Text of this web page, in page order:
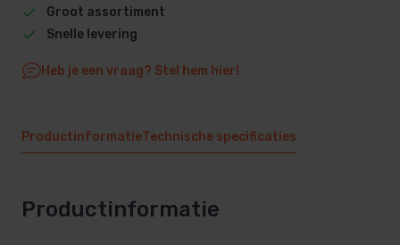
Groot assortiment
Snelle levering
Heb je een vraag? Stel hem hier!
ProductinformatieTechnische specificaties
Productinformatie